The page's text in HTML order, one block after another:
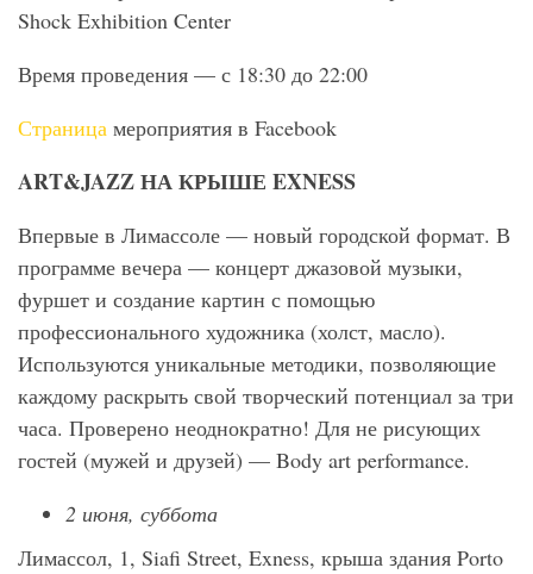
Shock Exhibition Center
Время проведения — с 18:30 до 22:00
Страница мероприятия в Facebook
ART&JAZZНА КРЫШЕ EXNESS
Впервые в Лимассоле — новый городской формат. В
программе вечера — концерт джазовой музыки,
фуршет и создание картин с помощью
профессионального художника (холст, масло).
Используются уникальные методики, позволяющие
каждому раскрыть свой творческий потенциал за три
часа. Проверено неоднократно! Для не рисующих
гостей (мужей и друзей) — Body art performance.
2 июня, суббота
Лимассол, 1, Siafi Street, Exness, крыша здания Porto